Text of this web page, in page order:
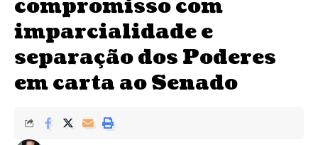
compromisso com
imparcialidade e
separação dos Poderes
em carta ao Senado